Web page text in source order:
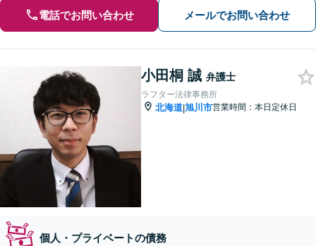
電話でお問い合わせ メールでお問い合わせ
小田桐 誠 弁護士
ラフター法律事務所
北海道|旭川市営業時間：本日定休日
個人・プライベートの債務